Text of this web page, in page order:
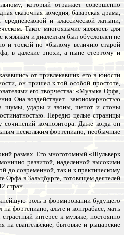
который отражает совершенно
сказочная комедия, баварская драма,
и классической латыни,
Такое многоязычие являлось для
языкам и диалектам был обусловлен не
и тоской по «былому величию старой
в далекие эпохи, а ныне стертому и
от привлекавших его в юности
он пришел к той особой простоте,
его творчества: «Музыка Орфа,
Она воздействует... закономерностью
шумы, удары и звоны, шепот и стоны
Нередко целые страницы
сочинений композитора. Даже когда он
нескольким фортепиано; необычные
размах. Его многотомный «Шульверк
развитой, наделенной высокими
до современной, так и к практическому
Орфа в Зальцбурге, готовящем деятелей
стран.
роль в формировании будущего
фортепиано, альте и контрабасе, мать
интерес к музыке, постоянно
на евангельские, бытовые и рыцарские